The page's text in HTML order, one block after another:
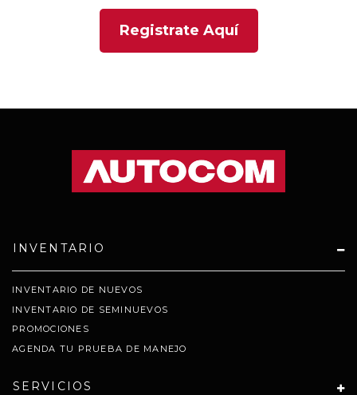
Registrate Aquí
INVENTARIO
INVENTARIO DE NUEVOS
INVENTARIO DE SEMINUEVOS
PROMOCIONES
AGENDA TU PRUEBA DE MANEJO
SERVICIOS